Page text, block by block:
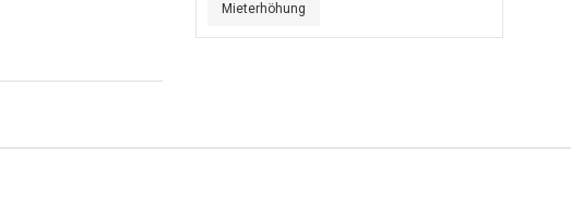
Mieterhöhung